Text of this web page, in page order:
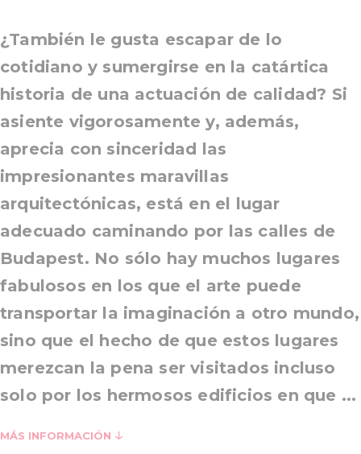
¿También le gusta escapar de lo
cotidiano y sumergirse en la catártica
historia de una actuación de calidad? Si
asiente vigorosamente y, además,
aprecia con sinceridad las
impresionantes maravillas
arquitectónicas, está en el lugar
adecuado caminando por las calles de
Budapest. No sólo hay muchos lugares
fabulosos en los que el arte puede
transportar la imaginación a otro mundo,
sino que el hecho de que estos lugares
merezcan la pena ser visitados incluso
solo por los hermosos edificios en que ...
MÁS INFORMACIÓN